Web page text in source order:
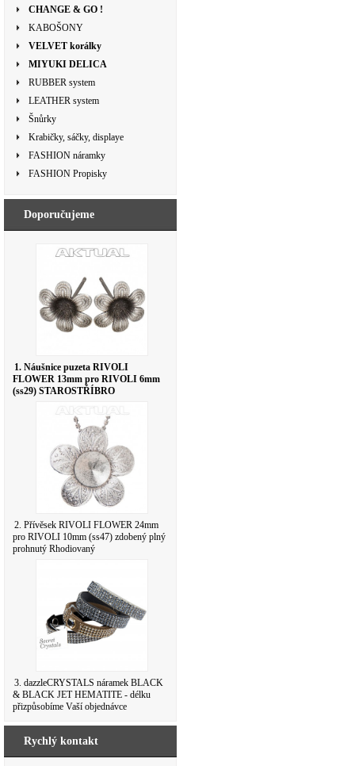
CHANGE & GO !
KABOŠONY
VELVET korálky
MIYUKI DELICA
RUBBER system
LEATHER system
Šnůrky
Krabičky, sáčky, displaye
FASHION náramky
FASHION Propisky
Doporučujeme
1. Náušnice puzeta RIVOLI
FLOWER 13mm pro RIVOLI 6mm
(ss29) STAROSTŘÍBRO
2. Přívěsek RIVOLI FLOWER 24mm
pro RIVOLI 10mm (ss47) zdobený plný
prohnutý Rhodiovaný
3. dazzleCRYSTALS náramek BLACK
& BLACK JET HEMATITE - délku
přizpůsobíme Vaší objednávce
Rychlý kontakt